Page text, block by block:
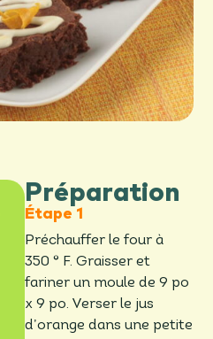
Préparation
Préchauffer le four à
350 ° F. Graisser et
fariner un moule de 9 po
x 9 po. Verser le jus
d’orange dans une petite